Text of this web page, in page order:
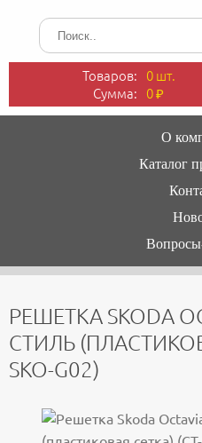
Товаров: 0 шт.
Сумма: 0₽
О
Каталог
РЕШЕТКА SKODA
СТИЛЬ
SKO-G02)